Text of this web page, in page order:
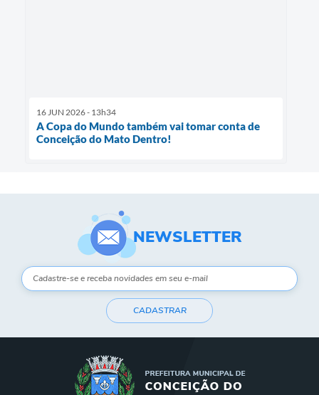
16 JUN 2026 - 13h34
A Copa do Mundo também vai tomar conta de
Conceição do Mato Dentro!
NEWSLETTER
CADASTRAR